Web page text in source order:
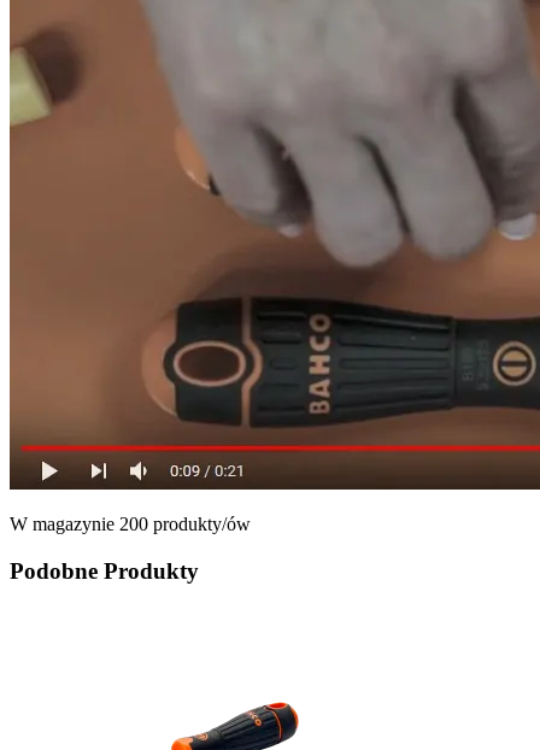
W magazynie 200 produkty/ów
Podobne Produkty